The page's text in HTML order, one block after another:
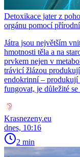
Detoxikace jater z
orgánu pomocí
Játra jsou největším
hmotnosti těla a na
prvkem nejen v
trávicí žlázou
endokrinní – produkují
fungovat, je důležité se
Krasnezeny.eu
dnes, 10:16
2 min